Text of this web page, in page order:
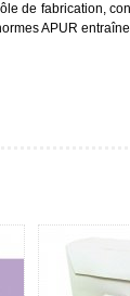
de fabrication,
APUR